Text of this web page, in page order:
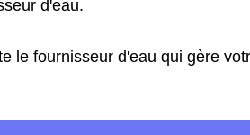
d'eau.
le fournisseur d'eau qui gère